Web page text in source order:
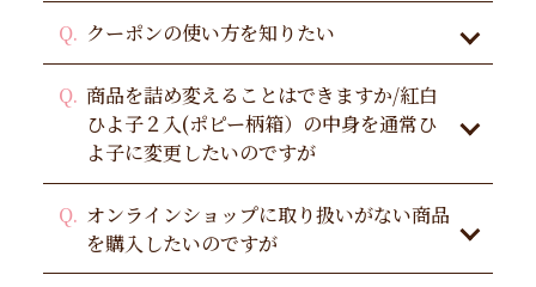
クーポンの使い方を知りたい
商品を詰め変えることはできますか/紅白
ひよ子２入(ポピー柄箱）の中身を通常ひ
よ子に変更したいのですが
オンラインショップに取り扱いがない商品
を購入したいのですが